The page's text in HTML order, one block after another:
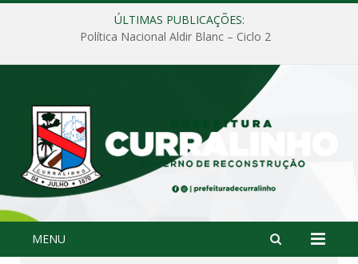
ÚLTIMAS PUBLICAÇÕES:
Política Nacional Aldir Blanc – Ciclo 2
MENU